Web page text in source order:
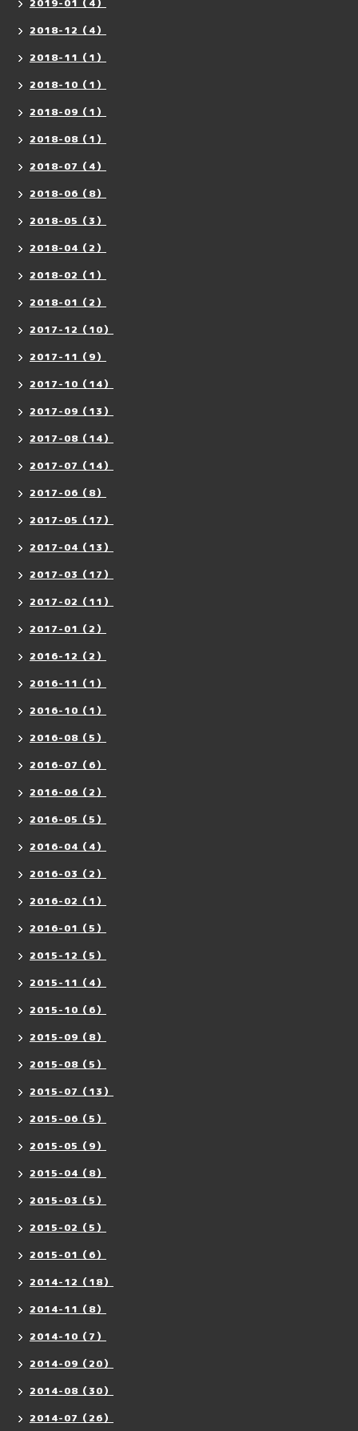
2018-12（4）
2018-11（1）
2018-10（1）
2018-09（1）
2018-08（1）
2018-07（4）
2018-06（8）
2018-05（3）
2018-04（2）
2018-02（1）
2018-01（2）
2017-12（10）
2017-11（9）
2017-10（14）
2017-09（13）
2017-08（14）
2017-07（14）
2017-06（8）
2017-05（17）
2017-04（13）
2017-03（17）
2017-02（11）
2017-01（2）
2016-12（2）
2016-11（1）
2016-10（1）
2016-08（5）
2016-07（6）
2016-06（2）
2016-05（5）
2016-04（4）
2016-03（2）
2016-02（1）
2016-01（5）
2015-12（5）
2015-11（4）
2015-10（6）
2015-09（8）
2015-08（5）
2015-07（13）
2015-06（5）
2015-05（9）
2015-04（8）
2015-03（5）
2015-02（5）
2015-01（6）
2014-12（18）
2014-11（8）
2014-10（7）
2014-09（20）
2014-08（30）
2014-07（26）